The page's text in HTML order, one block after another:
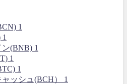
1
1
ン(BNB) 1
1
1
ッシュ(BCH） 1